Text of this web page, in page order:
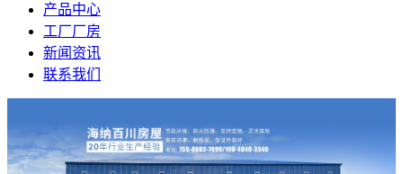
产品中心
工厂厂房
新闻资讯
联系我们